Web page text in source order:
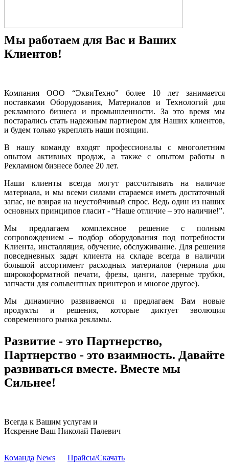
Мы работаем для Вас и Ваших
Клиентов!
Компания ООО “ЭквиТехно” более 10 лет занимается
поставками Оборудования, Материалов и Технологий для
рекламного бизнеса и промышленности. За это время мы
постарались стать надежным партнером для Наших клиентов,
и будем только укреплять наши позиции.
В нашу команду входят профессионалы с многолетним
опытом активных продаж, а также с опытом работы в
Рекламном бизнесе более 20 лет.
Наши клиенты всегда могут рассчитывать на наличие
материала, и мы всеми силами стараемся иметь достаточный
запас, не взирая на неустойчивый спрос. Ведь один из наших
основных принципов гласит - “Наше отличие – это наличие!”.
Мы предлагаем комплексное решение с полным
сопровождением – подбор оборудования под потребности
Клиента, инсталляция, обучение, обслуживание. Для решения
повседневных задач клиента на складе всегда в наличии
большой ассортимент расходных материалов (чернила для
широкоформатной печати, фрезы, цанги, лазерные трубки,
запчасти для сольвентных принтеров и многое другое).
Мы динамично развиваемся и предлагаем Вам новые
продукты и решения, которые диктует эволюция
современного рынка рекламы.
Развитие - это Партнерство,
Партнерство - это взаимность. Давайте
развиваться вместе. Вместе мы
Сильнее!
Всегда к Вашим услугам и
Искренне Ваш Николай Палевич
Команда News Прайсы/Скачать